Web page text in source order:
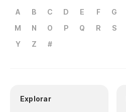
A B C D E F G
M
N O P Q R S
Y
Z #
Explorar